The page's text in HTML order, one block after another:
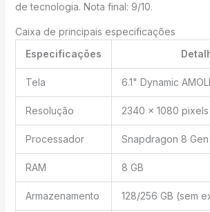
de tecnologia. Nota final: 9/10.
Caixa de principais especificações
Especificações
Tela 6.1" Dynamic
Resolução 2340 x 1080 pixels
Processador Snapdragon 8 Gen
RAM 8 GB
Armazenamento 128/256 GB (sem